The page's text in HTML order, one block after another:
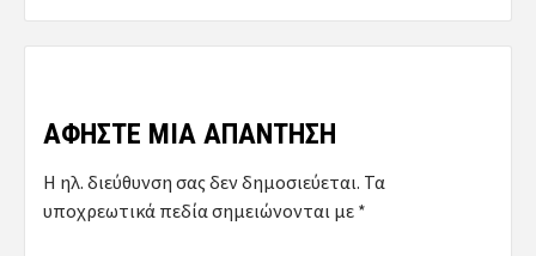
ΑΦΉΣΤΕ ΜΙΑ ΑΠΆΝΤΗΣΗ
Η ηλ. διεύθυνση σας δεν δημοσιεύεται. Τα
υποχρεωτικά πεδία σημειώνονται με *